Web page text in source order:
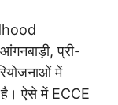
प्री-
में
है। ऐसे में ECCE